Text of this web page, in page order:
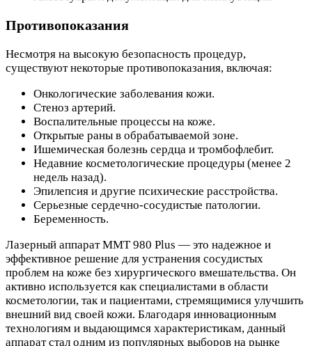
Противопоказания
Несмотря на высокую безопасность процедур,
существуют некоторые противопоказания, включая:
Онкологические заболевания кожи.
Стеноз артерий.
Воспалительные процессы на коже.
Открытые раны в обрабатываемой зоне.
Ишемическая болезнь сердца и тромбофлебит.
Недавние косметологические процедуры (менее 2
недель назад).
Эпилепсия и другие психические расстройства.
Серьезные сердечно-сосудистые патологии.
Беременность.
Лазерный аппарат MMT 980 Plus — это надежное и
эффективное решение для устранения сосудистых
проблем на коже без хирургического вмешательства. Он
активно используется как специалистами в области
косметологии, так и пациентами, стремящимися улучшить
внешний вид своей кожи. Благодаря инновационным
технологиям и выдающимся характеристикам, данный
аппарат стал одним из популярных выборов на рынке